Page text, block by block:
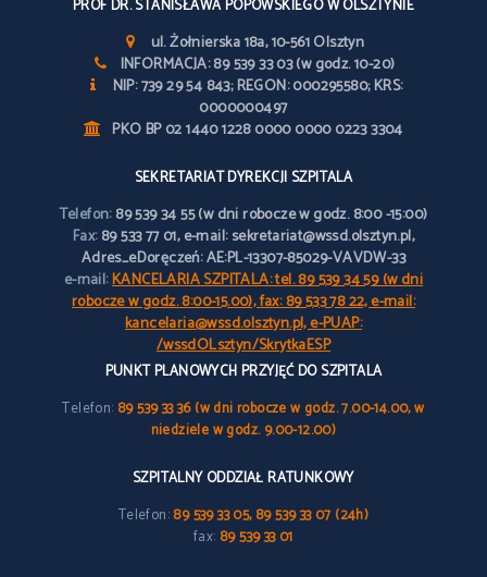
PROF DR. STANISŁAWA POPOWSKIEGO W OLSZTYNIE
ul. Żołnierska 18a, 10-561 Olsztyn
INFORMACJA: 89 539 33 03 (w godz. 10-20)
NIP: 739 29 54 843; REGON: 000295580; KRS:
0000000497
PKO BP 02 1440 1228 0000 0000 0223 3304
SEKRETARIAT DYREKCJI SZPITALA
Telefon:89 539 34 55 (w dni robocze w godz. 8:00 -15:00)
Fax:89 533 77 01, e-mail: sekretariat@wssd.olsztyn.pl,
Adres_eDoręczeń: AE:PL-13307-85029-VAVDW-33
e-mail:KANCELARIA SZPITALA: tel. 89 539 34 59 (w dni
robocze w godz. 8:00-15.00), fax: 89 533 78 22, e-mail:
kancelaria@wssd.olsztyn.pl, e-PUAP:
/wssdOLsztyn/SkrytkaESP
PUNKT PLANOWYCH PRZYJĘĆ DO SZPITALA
Telefon: 89 539 33 36 (w dni robocze w godz. 7.00-14.00, w
niedziele w godz. 9.00-12.00)
SZPITALNY ODDZIAŁ RATUNKOWY
Telefon:89 539 33 05, 89 539 33 07 (24h)
fax: 89 539 33 01